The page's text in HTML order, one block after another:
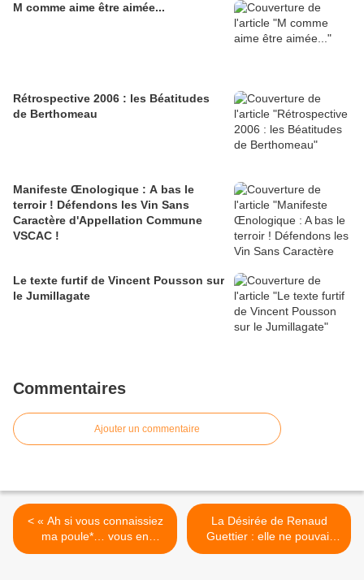
M comme aime être aimée...
Rétrospective 2006 : les Béatitudes
de Berthomeau
Manifeste Œnologique : A bas le
terroir ! Défendons les Vin Sans
Caractère d'Appellation Commune
VSCAC !
Le texte furtif de Vincent Pousson sur
le Jumillagate
Commentaires
Ajouter un commentaire
< « Ah si vous connaissiez
ma poule*… vous en
perdriez la boule…»
La Désirée de Renaud
Guettier : elle ne pouvait
pas mieux tomber pour être